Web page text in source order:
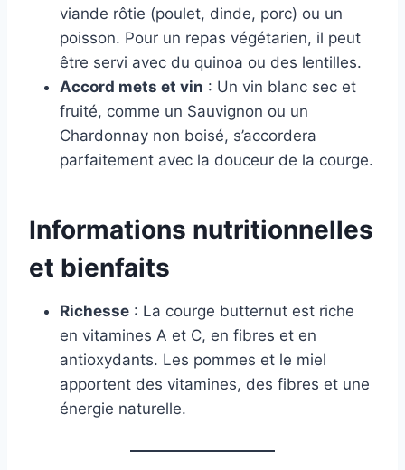
viande rôtie (poulet, dinde, porc) ou un
poisson. Pour un repas végétarien, il peut
être servi avec du quinoa ou des lentilles.
Accord mets et vin : Un vin blanc sec et
fruité, comme un Sauvignon ou un
Chardonnay non boisé, s’accordera
parfaitement avec la douceur de la courge.
Informations nutritionnelles
et bienfaits
Richesse : La courge butternut est riche
en vitamines A et C, en fibres et en
antioxydants. Les pommes et le miel
apportent des vitamines, des fibres et une
énergie naturelle.